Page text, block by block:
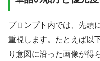
プロンプト内では、先頭
重視します。たとえば以
り意図に沿った画像が得